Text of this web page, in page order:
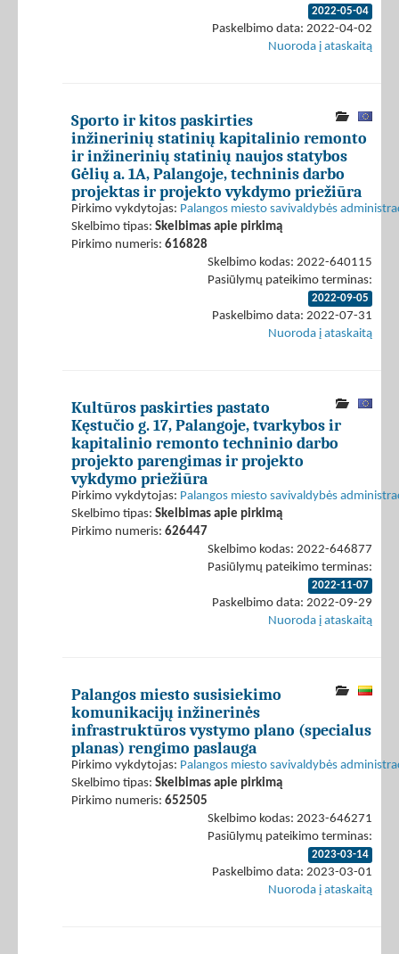
2022-05-04
Paskelbimo data: 2022-04-02
Nuoroda į ataskaitą
Sporto ir kitos paskirties
inžinerinių statinių kapitalinio remonto
ir inžinerinių statinių naujos statybos
Gėlių a. 1A, Palangoje, techninis darbo
projektas ir projekto vykdymo priežiūra
Pirkimo vykdytojas: Palangos miesto savivaldybės
Skelbimo tipas: Skelbimas apie pirkimą
Pirkimo numeris: 616828
Skelbimo kodas: 2022-640115
Pasiūlymų pateikimo terminas:
2022-09-05
Paskelbimo data: 2022-07-31
Nuoroda į ataskaitą
Kultūros paskirties pastato
Kęstučio g. 17, Palangoje, tvarkybos ir
kapitalinio remonto techninio darbo
projekto parengimas ir projekto
vykdymo priežiūra
Pirkimo vykdytojas: Palangos miesto savivaldybės
Skelbimo tipas: Skelbimas apie pirkimą
Pirkimo numeris: 626447
Skelbimo kodas: 2022-646877
Pasiūlymų pateikimo terminas:
2022-11-07
Paskelbimo data: 2022-09-29
Nuoroda į ataskaitą
Palangos miesto susisiekimo
komunikacijų inžinerinės
infrastruktūros vystymo plano (specialus
planas) rengimo paslauga
Pirkimo vykdytojas: Palangos miesto savivaldybės
Skelbimo tipas: Skelbimas apie pirkimą
Pirkimo numeris: 652505
Skelbimo kodas: 2023-646271
Pasiūlymų pateikimo terminas:
2023-03-14
Paskelbimo data: 2023-03-01
Nuoroda į ataskaitą